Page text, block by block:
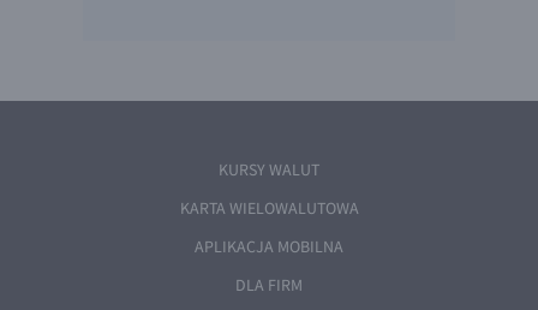
KURSY WALUT
KARTA WIELOWALUTOWA
APLIKACJA MOBILNA
DLA FIRM